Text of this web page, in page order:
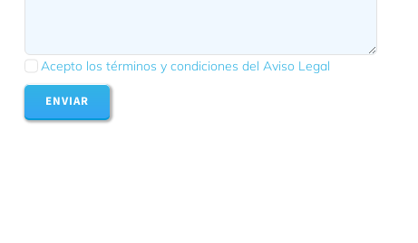
Acepto los términos y condiciones del Aviso Legal
ENVIAR